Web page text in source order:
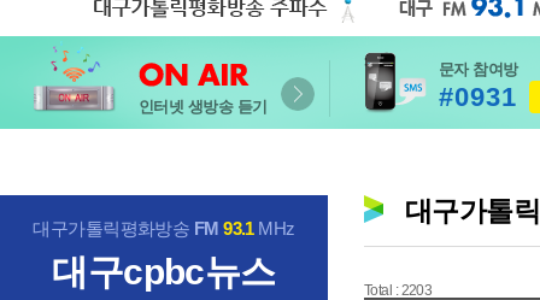
인터넷 생방송 듣기
문자 참여방
#0931
대구가톨릭평화방송 FM93.1MHz
대구cpbc뉴스
대구가톨
Total : 2203